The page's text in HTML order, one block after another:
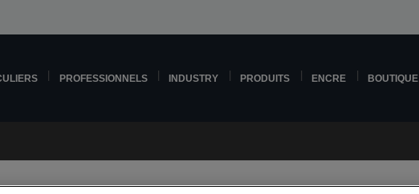
PROFESSIONNELS INDUSTRY PRODUITS ENCRE BOUTIQUE